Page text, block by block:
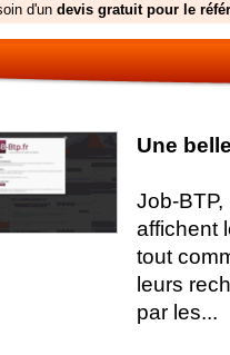
d'un devis gratuit pour le
Une
Job-BTP,
affichent
tout
leurs
par les...